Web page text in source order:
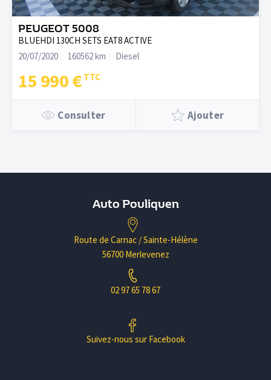
PEUGEOT 5008
BLUEHDI 130CH SETS EAT8 ACTIVE
20/07/2020
160562 km Diesel
15 990 €
Consulter Ajouter
Auto Pouliquen
Route de Carnac / Sainte-Hélène
56700 Merlevenez
02 97 65 78 67
Suivez-nous sur Facebook